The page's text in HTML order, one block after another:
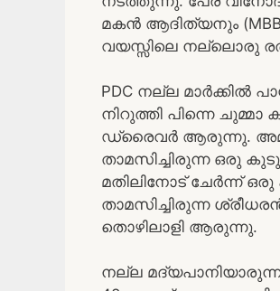
മകൻ ആദിത്യനും
വയസ്സിലെ നല്ലൊരു
PDC നല്ല മാർക്കിൽ
നിറുത്തി പിന്നെ
ഡ്രൈവർ ആരുന്നു. അമ്മ
താമസിച്ചിരുന്ന ഒരു
മതിലിനോട് ചേർന്ന്
താമസിച്ചിരുന്ന
തൊഴിലാളി ആരുന്നു.
നല്ല മദ്യപാനിയാരുന്നു